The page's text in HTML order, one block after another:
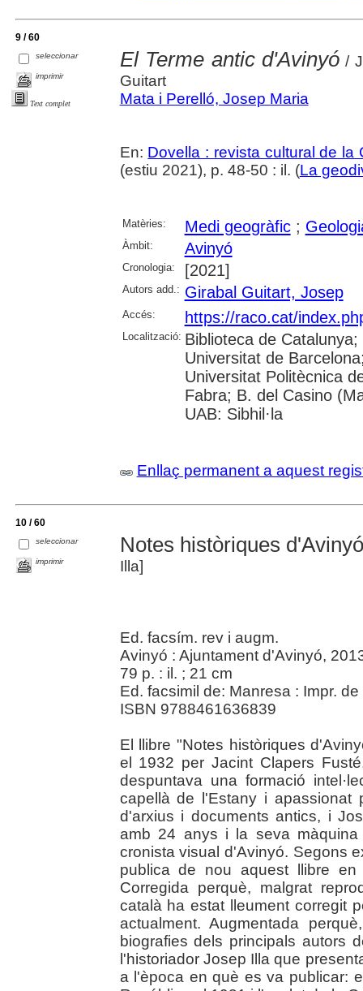
9 / 60
seleccionar
imprimir
Text complet
El Terme antic d'Avinyó /
Guitart
Mata i Perelló, Josep Maria
En: Dovella : revista cultural de la
(estiu 2021), p. 48-50 : il. (La
Matèries: Medi geogràfic;
Àmbit: Avinyó
Cronologia: [2021]
Autors add.: Girabal Guitart, Josep
Accés: https://raco.cat/
Localització: Biblioteca de
Universitat de
Universitat Politècnica
Fabra; B. del Casino
UAB: Sibhil·la
Enllaç permanent a aquest
10 / 60
seleccionar
imprimir
Notes històriques
Illa]
Ed. facsím. rev i augm.
Avinyó : Ajuntament d'Avinyó,
79 p. : il. ; 21 cm
Ed. facsimil de: Manresa : Impr.
ISBN 9788461636839
El llibre "Notes històriques
el 1932 per Jacint Clapers
despuntava una formació
capellà de l'Estany i
d'arxius i documents antics, i
amb 24 anys i la seva
cronista visual d'Avinyó. Segons
publica de nou aquest llibre
Corregida perquè, malgrat
català ha estat lleument corregit
actualment. Augmentada
biografies dels principals autors
l'historiador Josep Illa que
a l'època en què es va publicar: